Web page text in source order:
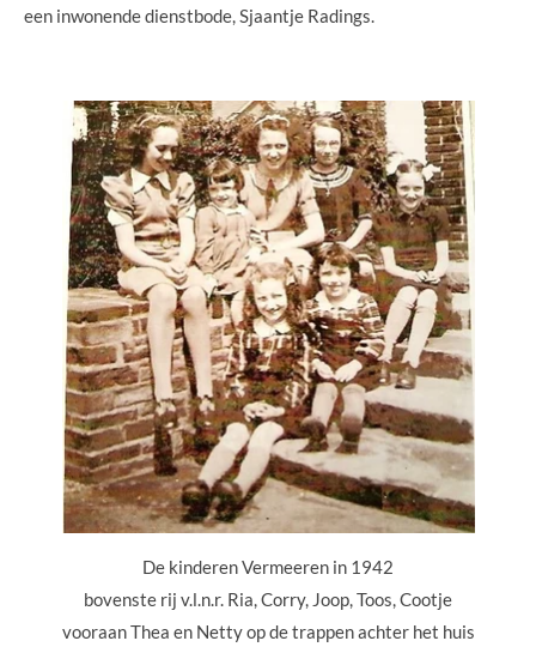
een inwonende dienstbode, Sjaantje Radings.
De kinderen Vermeeren in 1942
bovenste rij v.l.n.r. Ria, Corry, Joop, Toos, Cootje
vooraan Thea en Netty op de trappen achter het huis